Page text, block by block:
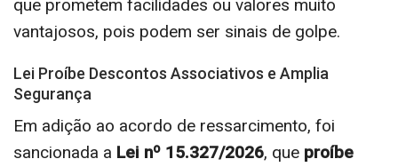
que prometem facilidades ou valores muito
vantajosos, pois podem ser sinais de golpe.
Lei Proíbe Descontos Associativos e Amplia
Segurança
Em adição ao acordo de ressarcimento, foi
sancionada a Lei nº 15.327/2026, que proíbe